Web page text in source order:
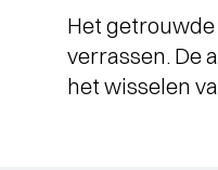
Het
verrassen. De
het wisselen